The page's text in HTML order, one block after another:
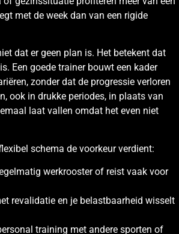
met de week dan van een rigide
dat er geen plan is. Het betekent dat
Een goede trainer bouwt een kader
zonder dat de progressie verloren
ook in drukke periodes, in plaats van
laat vallen omdat het even niet
schema de voorkeur verdient:
werkrooster of reist vaak voor
revalidatie en je belastbaarheid wisselt
training met andere sporten of